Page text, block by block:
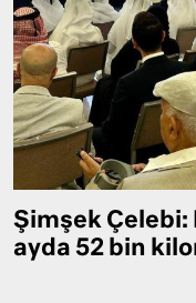
Şimşek Çelebi:
ayda 52 bin